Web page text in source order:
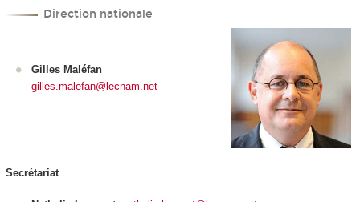
Direction nationale
Gilles Maléfan
gilles.malefan@lecnam.net
Secrétariat